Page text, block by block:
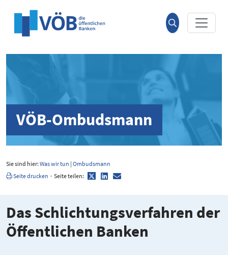
Suche
öffnen
VÖB-Ombudsmann
Sie sind hier: Was wir tun | Ombudsmann
Seite drucken · Seite teilen: TwitterLinkedIn
E-
Mail
Das Schlich­tungs­ver­fahren der
Öffent­lichen Banken